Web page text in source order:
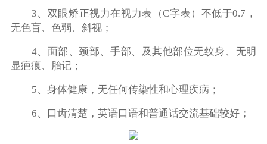
3、双眼矫正视力在视力表（C字表）不低于0.7，
无色盲、色弱、斜视；
4、面部、颈部、手部、及其他部位无纹身、无明
显疤痕、胎记；
5、身体健康，无任何传染性和心理疾病；
6、口齿清楚，英语口语和普通话交流基础较好；